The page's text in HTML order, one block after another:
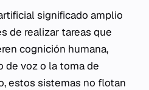
significado amplio
de realizar tareas que
cognición humana,
de voz o la toma de
estos sistemas no flotan